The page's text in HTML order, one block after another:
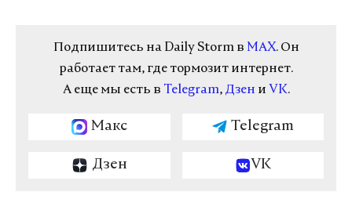
Подпишитесь на Daily Storm в MAX. Он
работает там, где тормозит интернет.
А еще мы есть в Telegram, Дзен и VK.
Макс Telegram
Дзен VK